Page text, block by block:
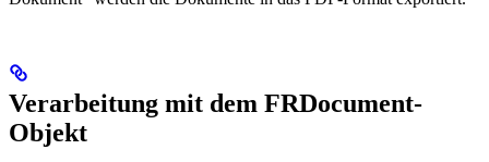
Verarbeitung mit dem FRDocument-
Objekt